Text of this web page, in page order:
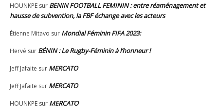
HOUNKPE sur BENIN FOOTBALL FEMININ : entre réaménagement et
hausse de subvention, la FBF échange avec les acteurs
Étienne Mitavo sur Mondial Féminin FIFA 2023:
Hervé sur BÉNIN : Le Rugby-Féminin à l’honneur !
Jeff Jafaite sur MERCATO
Jeff Jafaite sur MERCATO
HOUNKPE sur MERCATO